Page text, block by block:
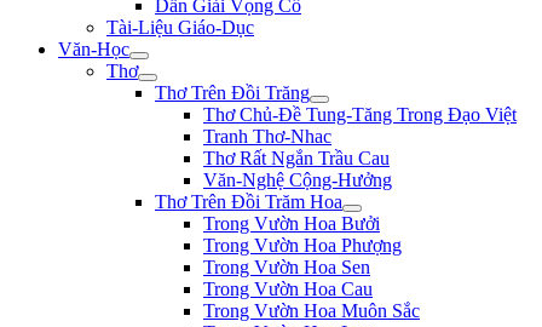
Dẫn Giải Vọng Cổ
Tài-Liệu Giáo-Dục
Văn-Học
Thơ
Thơ Trên Đồi Trăng
Thơ Chủ-Đề Tung-Tăng Trong Đạo Việt
Tranh Thơ-Nhac
Thơ Rất Ngắn Trầu Cau
Văn-Nghệ Cộng-Hưởng
Thơ Trên Đồi Trăm Hoa
Trong Vườn Hoa Bưởi
Trong Vườn Hoa Phượng
Trong Vườn Hoa Sen
Trong Vườn Hoa Cau
Trong Vườn Hoa Muôn Sắc